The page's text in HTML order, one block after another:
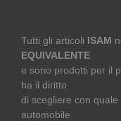
Tutti gli articoli ISAM
EQUIVALENTE
e sono prodotti per il
ha il diritto
di scegliere con
automobile.